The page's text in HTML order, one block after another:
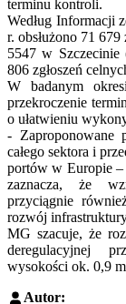
terminu kontroli.
Według Informacji
r. obsłużono 71
5547 w
806 zgłoszeń
W badanym
przekroczenie
o ułatwieniu
- Zaproponowane
całego sektora i
portów w Europie –
zaznacza, że
przyciągnie
rozwój
MG szacuje, że
deregulacyjnej
wysokości ok. 0,9
Autor: